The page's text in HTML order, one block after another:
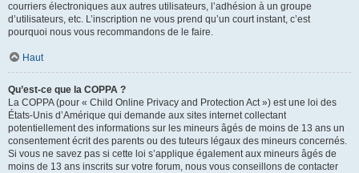
courriers électroniques aux autres utilisateurs, l’adhésion à un groupe
d’utilisateurs, etc. L’inscription ne vous prend qu’un court instant, c’est
pourquoi nous vous recommandons de le faire.
Haut
Qu’est-ce que la COPPA ?
La COPPA (pour « Child Online Privacy and Protection Act ») est une loi des
États-Unis d’Amérique qui demande aux sites internet collectant
potentiellement des informations sur les mineurs âgés de moins de 13 ans un
consentement écrit des parents ou des tuteurs légaux des mineurs concernés.
Si vous ne savez pas si cette loi s’applique également aux mineurs âgés de
moins de 13 ans inscrits sur votre forum, nous vous conseillons de contacter